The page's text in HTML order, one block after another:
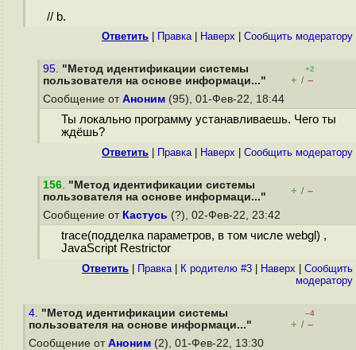
// b.
Ответить Правка| Наверх Cообщить модератору
95. "Метод идентификации системы
пользователя на основе информаци..."
+2
+ / –
Сообщение от Аноним (95), 01-Фев-22, 18:44
Ты локально программу устанавливаешь. Чего ты
ждёшь?
Ответить Правка| Наверх Cообщить модератору
156. "Метод идентификации системы
пользователя на основе информаци..."
+ / –
Сообщение от Кастусь (?), 02-Фев-22, 23:42
trace(подделка параметров, в том числе webgl) ,
JavaScript Restrictor
Ответить Правка| К родителю #3 Наверх
Cообщить
модератору
4. "Метод идентификации системы
пользователя на основе информаци..."
–4
+ / –
Сообщение от Аноним (2), 01-Фев-22, 13:30